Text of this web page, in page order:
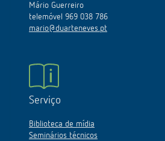
Mário Guerreiro
telemóvel 969 038 786
mario@duarteneves.pt
Serviço
Biblioteca de mídia
Seminários técnicos